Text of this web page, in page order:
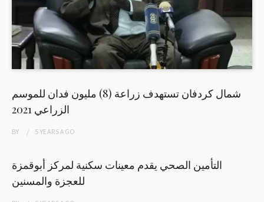
شمال كردفان تستهدف زراعة (8) مليون فدان للموسم
الزراعي 2021
BY 5 YEARSAGO
التأمين الصحي يقدم معينات سكنية لمركز أبوقمزة
للعجزة والمسنين